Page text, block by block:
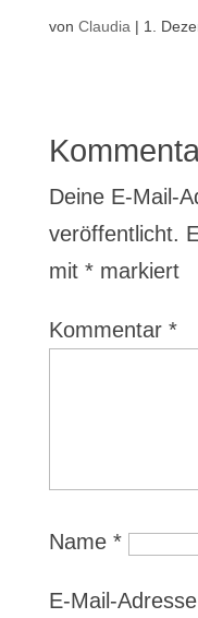
von Claudia | 1.
Deine E-Mail-
veröffentlicht.
mit *markiert
Kommentar *
Name *
E-Mail-Adresse